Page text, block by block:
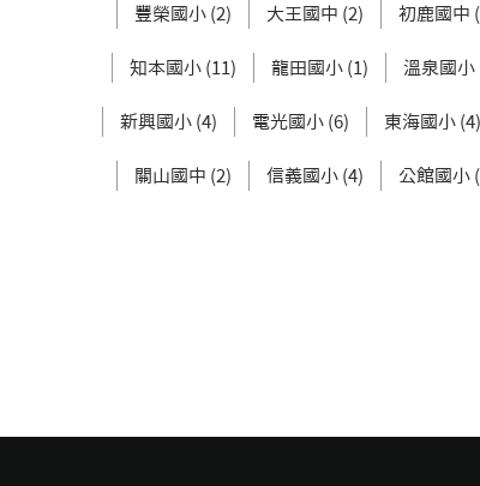
豐榮國小 (2) 大王國中 (2) 初鹿國中
知本國小 (11) 龍田國小 (1) 溫泉國小
新興國小 (4) 電光國小 (6) 東海國小 (4)
關山國中 (2) 信義國小 (4) 公館國小